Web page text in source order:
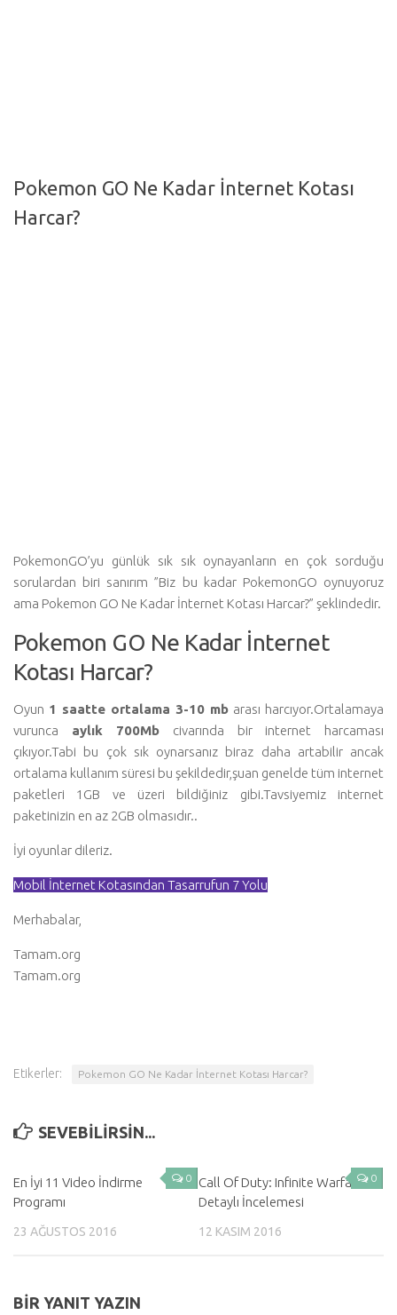
Cilt-Güzellik
Pokemon GO Ne Kadar İnternet Kotası
Harcar?
PokemonGO’yu günlük sık sık oynayanların en çok sorduğu
sorulardan biri sanırım ”Biz bu kadar PokemonGO oynuyoruz
ama Pokemon GO Ne Kadar İnternet Kotası Harcar?” şeklindedir.
Pokemon GO Ne Kadar İnternet
Kotası Harcar?
Oyun 1 saatte ortalama 3-10 mb arası harcıyor.Ortalamaya
vurunca aylık 700Mb civarında bir internet harcaması
çıkıyor.Tabi bu çok sık oynarsanız biraz daha artabilir ancak
ortalama kullanım süresi bu şekildedir,şuan genelde tüm internet
paketleri 1GB ve üzeri bildiğiniz gibi.Tavsiyemiz internet
paketinizin en az 2GB olmasıdır..
İyi oyunlar dileriz.
Mobil İnternet Kotasından Tasarrufun 7 Yolu
Merhabalar,
Tamam.org
Tamam.org
Etikerler: Pokemon GO Ne Kadar İnternet Kotası Harcar?
SEVEBILIRSIN...
0
En İyi 11 Video İndirme
Programı
23 AĞUSTOS 2016
0
Call Of Duty: Infinite Warfare
Detaylı İncelemesi
12 KASIM 2016
BIR YANIT YAZIN